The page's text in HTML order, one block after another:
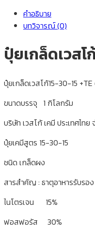
คำอธิบาย
บทวิจารณ์ (0)
ปุ๋ยเกล็ดเวสโ
ปุ๋ยเกล็ดเวสโก้15-30-15
ขนาดบรรจุ 1 กิโลกรัม
บริษัท เวสโก้ เคมี ประเทศไท
ปุ๋ยเคมีสูตร 15-30-15
ชนิด เกล็ดผง
สารสำคัญ : ธาตุอาหารรับรอง
ไนโตรเจน 15%
ฟอสฟอรัส 30%